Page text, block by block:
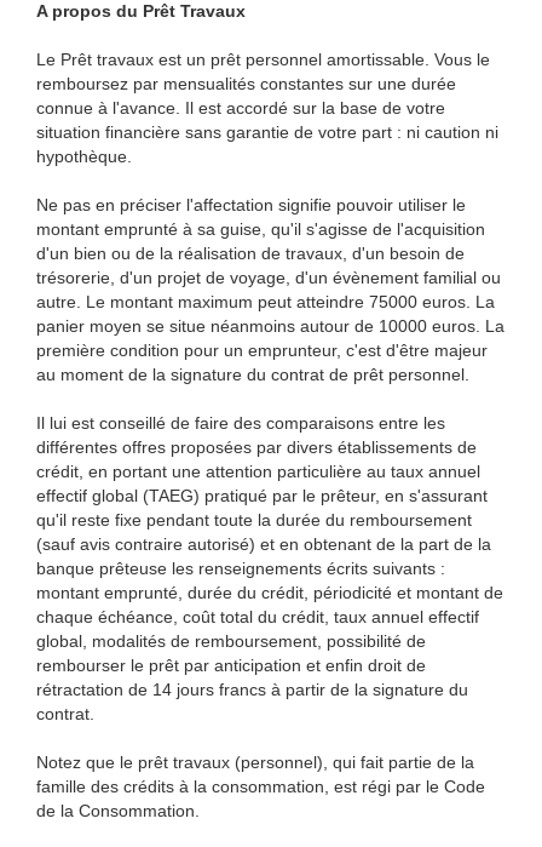
A propos du Prêt Travaux
Le Prêt travaux est un prêt personnel amortissable. Vous le
remboursez par mensualités constantes sur une durée
connue à l'avance. Il est accordé sur la base de votre
situation financière sans garantie de votre part : ni caution ni
hypothèque.
Ne pas en préciser l'affectation signifie pouvoir utiliser le
montant emprunté à sa guise, qu'il s'agisse de l'acquisition
d'un bien ou de la réalisation de travaux, d'un besoin de
trésorerie, d'un projet de voyage, d'un évènement familial ou
autre. Le montant maximum peut atteindre 75000 euros. La
panier moyen se situe néanmoins autour de 10000 euros. La
première condition pour un emprunteur, c'est d'être majeur
au moment de la signature du contrat de prêt personnel.
Il lui est conseillé de faire des comparaisons entre les
différentes offres proposées par divers établissements de
crédit, en portant une attention particulière au taux annuel
effectif global (TAEG) pratiqué par le prêteur, en s'assurant
qu'il reste fixe pendant toute la durée du remboursement
(sauf avis contraire autorisé) et en obtenant de la part de la
banque prêteuse les renseignements écrits suivants :
montant emprunté, durée du crédit, périodicité et montant de
chaque échéance, coût total du crédit, taux annuel effectif
global, modalités de remboursement, possibilité de
rembourser le prêt par anticipation et enfin droit de
rétractation de 14 jours francs à partir de la signature du
contrat.
Notez que le prêt travaux (personnel), qui fait partie de la
famille des crédits à la consommation, est régi par le Code
de la Consommation.